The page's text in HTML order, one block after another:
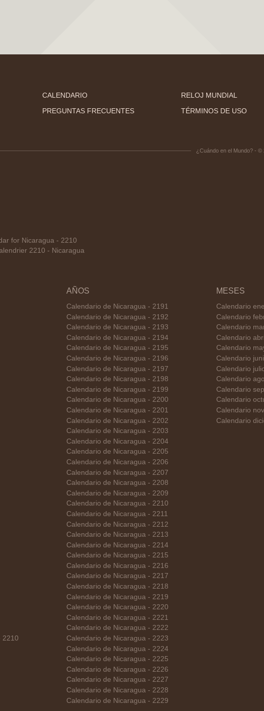
CALENDARIO RELOJ MUNDIAL
PREGUNTAS FRECUENTES
TÉRMINOS DE USO
¿Cuándo en el Mundo? - ©
for Nicaragua - 2210
2210 - Nicaragua
2210
AÑOS
Calendario de Nicaragua - 2191
Calendario de Nicaragua - 2192
Calendario de Nicaragua - 2193
Calendario de Nicaragua - 2194
Calendario de Nicaragua - 2195
Calendario de Nicaragua - 2196
Calendario de Nicaragua - 2197
Calendario de Nicaragua - 2198
Calendario de Nicaragua - 2199
Calendario de Nicaragua - 2200
Calendario de Nicaragua - 2201
Calendario de Nicaragua - 2202
Calendario de Nicaragua - 2203
Calendario de Nicaragua - 2204
Calendario de Nicaragua - 2205
Calendario de Nicaragua - 2206
Calendario de Nicaragua - 2207
Calendario de Nicaragua - 2208
Calendario de Nicaragua - 2209
Calendario de Nicaragua - 2210
Calendario de Nicaragua - 2211
Calendario de Nicaragua - 2212
Calendario de Nicaragua - 2213
Calendario de Nicaragua - 2214
Calendario de Nicaragua - 2215
Calendario de Nicaragua - 2216
Calendario de Nicaragua - 2217
Calendario de Nicaragua - 2218
Calendario de Nicaragua - 2219
Calendario de Nicaragua - 2220
Calendario de Nicaragua - 2221
Calendario de Nicaragua - 2222
Calendario de Nicaragua - 2223
Calendario de Nicaragua - 2224
Calendario de Nicaragua - 2225
Calendario de Nicaragua - 2226
Calendario de Nicaragua - 2227
Calendario de Nicaragua - 2228
Calendario de Nicaragua - 2229
MESES
Calendario
Calendario
Calendario
Calendario
Calendario
Calendario
Calendario
Calendario
Calendario
Calendario
Calendario
Calendario